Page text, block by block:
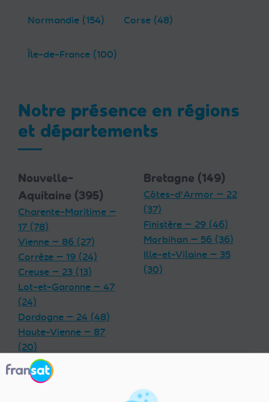
Normandie (154) Corse (48)
Île-de-France (100)
Notre présence en régions
et départements
Nouvelle-
Aquitaine (395)
Charente-Maritime —
17 (78)
Vienne — 86 (27)
Corrèze — 19 (24)
Creuse — 23 (13)
Lot-et-Garonne — 47
(24)
Dordogne — 24 (48)
Haute-Vienne — 87
(20)
Charente — 16 (32)
Landes — 40 (33)
Bretagne (149)
Côtes-d'Armor — 22
(37)
Finistère — 29 (46)
Morbihan — 56 (36)
Ille-et-Vilaine — 35
(30)